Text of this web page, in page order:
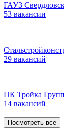
ГАУЗ
53 вакансии
29 вакансий
ПК Тройка Групп
14 вакансий
Посмотреть все